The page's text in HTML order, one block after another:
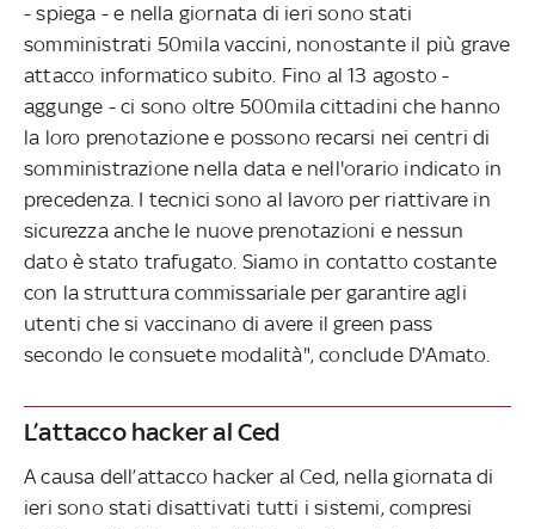
- spiega - e nella giornata di ieri sono stati
somministrati 50mila vaccini, nonostante il più grave
attacco informatico subito. Fino al 13 agosto -
aggunge - ci sono oltre 500mila cittadini che hanno
la loro prenotazione e possono recarsi nei centri di
somministrazione nella data e nell'orario indicato in
precedenza. I tecnici sono al lavoro per riattivare in
sicurezza anche le nuove prenotazioni e nessun
dato è stato trafugato. Siamo in contatto costante
con la struttura commissariale per garantire agli
utenti che si vaccinano di avere il green pass
secondo le consuete modalità", conclude D'Amato.
L’attacco hacker al Ced
A causa dell’attacco hacker al Ced, nella giornata di
ieri sono stati disattivati tutti i sistemi, compresi